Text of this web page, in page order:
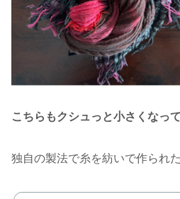
こちらもクシュっと小さくなっ
独自の製法で糸を紡いで作られ